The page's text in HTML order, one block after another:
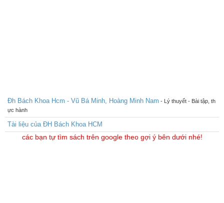
Đh Bách Khoa Hcm - Vũ Bá Minh, Hoàng Minh Nam - Lý thuyết - Bài tập, th
ực hành
Tài liệu của ĐH Bách Khoa HCM
các bạn tự tìm sách trên google theo gợi ý bên dưới nhé!